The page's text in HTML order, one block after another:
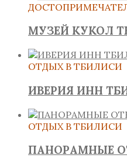
МУЗЕЙ КУКОЛ
ОТДЫХ В ТБИЛИСИ
ИВЕРИЯ ИНН
ОТДЫХ В ТБИЛИСИ
ПАНОРАМНЫЕ